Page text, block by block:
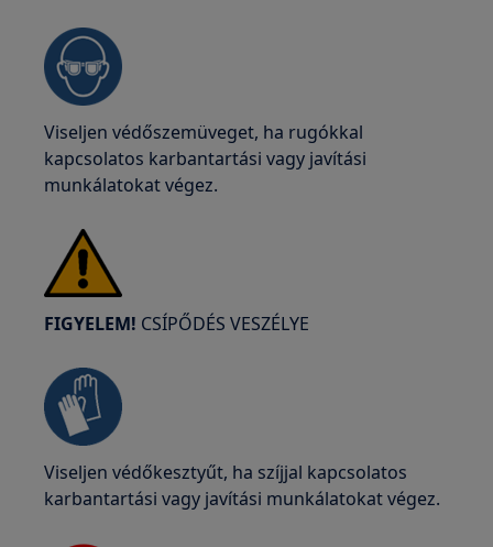
Viseljen védőszemüveget, ha rugókkal
kapcsolatos karbantartási vagy javítási
munkálatokat végez.
FIGYELEM! CSÍPŐDÉS VESZÉLYE
Viseljen védőkesztyűt, ha szíjjal kapcsolatos
karbantartási vagy javítási munkálatokat végez.